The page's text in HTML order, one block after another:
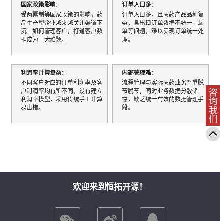
国家政策影响：
受两票制等国家政策的影响，药
品生产型企业越来越关注渠道下
沉，如何管理客户，打通客户数
据成为一大难题。
订单入口多：
订单入口多，且医药产品品种复
杂，易出现订单数据不统一、漏
单等问题，难以实现订单统一处
理。
利润率计算复杂：
不同客户对应的订单利润率及客
户利润率均有所不同，没有建立
利润率模型，采用传统手工计算
易出错。
内部管理难：
流程管理与实际医药业务严重脱
节脱节，同时业务数据分散储
存，缺乏统一有效的数据管理手
段。
欢迎来到恒拓开源！
咨询我们